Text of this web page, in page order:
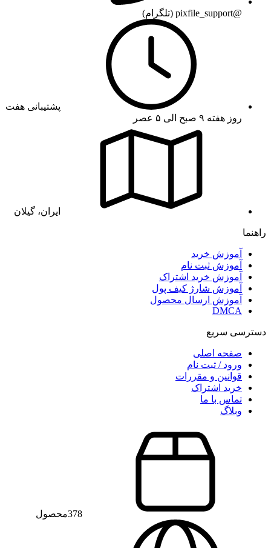
@pixfile_support (تلگرام)
پشتیبانی هفت
روز هفته ۹ صبح الی ۵ عصر
ایران، گیلان
راهنما
آموزش خرید
آموزش ثبت نام
آموزش خرید اشتراک
آموزش شارژ کیف پول
آموزش ارسال محصول
DMCA
دسترسی سریع
صفحه اصلی
ورود / ثبت نام
قوانین و مقررات
خرید اشتراک
تماس با ما
وبلاگ
378محصول